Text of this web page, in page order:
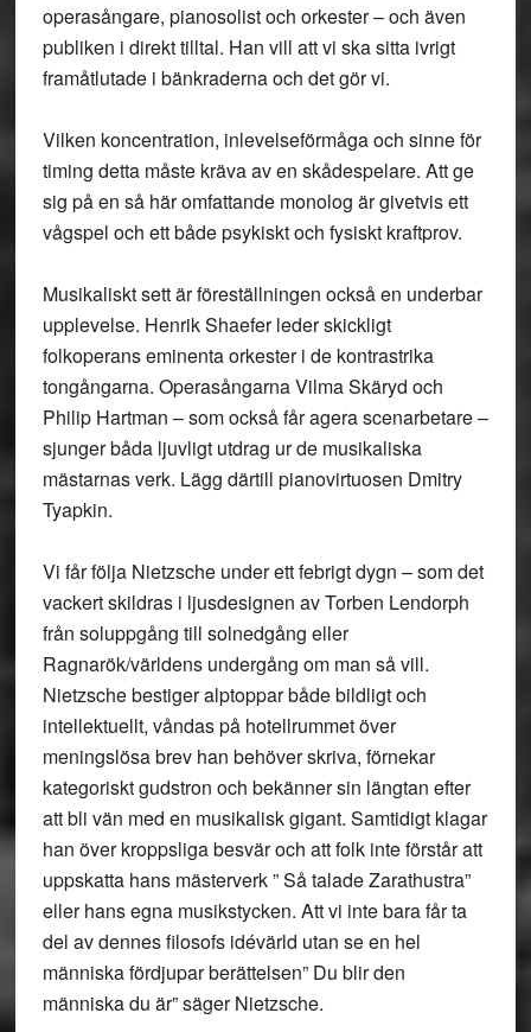
operasångare, pianosolist och orkester – och även
publiken i direkt tilltal. Han vill att vi ska sitta ivrigt
framåtlutade i bänkraderna och det gör vi.
Vilken koncentration, inlevelseförmåga och sinne för
timing detta måste kräva av en skådespelare. Att ge
sig på en så här omfattande monolog är givetvis ett
vågspel och ett både psykiskt och fysiskt kraftprov.
Musikaliskt sett är föreställningen också en underbar
upplevelse. Henrik Shaefer leder skickligt
folkoperans eminenta orkester i de kontrastrika
tongångarna. Operasångarna Vilma Skäryd och
Philip Hartman – som också får agera scenarbetare –
sjunger båda ljuvligt utdrag ur de musikaliska
mästarnas verk. Lägg därtill pianovirtuosen Dmitry
Tyapkin.
Vi får följa Nietzsche under ett febrigt dygn – som det
vackert skildras i ljusdesignen av Torben Lendorph
från soluppgång till solnedgång eller
Ragnarök/världens undergång om man så vill.
Nietzsche bestiger alptoppar både bildligt och
intellektuellt, våndas på hotellrummet över
meningslösa brev han behöver skriva, förnekar
kategoriskt gudstron och bekänner sin längtan efter
att bli vän med en musikalisk gigant. Samtidigt klagar
han över kroppsliga besvär och att folk inte förstår att
uppskatta hans mästerverk ” Så talade Zarathustra”
eller hans egna musikstycken. Att vi inte bara får ta
del av dennes filosofs idévärld utan se en hel
människa fördjupar berättelsen” Du blir den
människa du är” säger Nietzsche.